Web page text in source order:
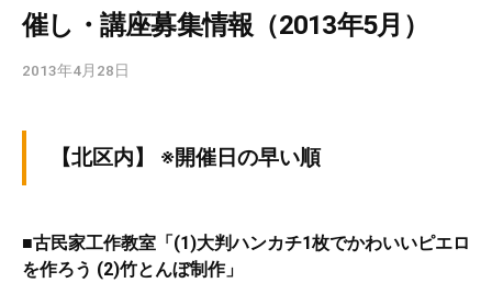
・
ボ
ン
ィ
ぷ
ら
O
・
ボ
ぷ
ら
催し・講座募集情報（2013年5月）
2013年4月28日
v
d
m
【北区内】 ※開催日の早い順
■古民家工作教室「(1)大判ハンカチ1枚でかわいいピエロ
を作ろう (2)竹とんぼ制作」
ア
ぷ
ら